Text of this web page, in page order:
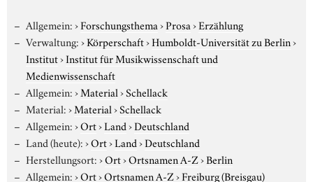
Allgemein:›Forschungsthema›Prosa›Erzählung
Verwaltung:›Körperschaft›Humboldt-Universität zu Berlin›
Institut›Institut für Musikwissenschaft und
Medienwissenschaft
Allgemein:›Material›Schellack
Material:›Material›Schellack
Allgemein:›Ort›Land›Deutschland
Land (heute):›Ort›Land›Deutschland
Herstellungsort:›Ort›Ortsnamen A-Z›Berlin
Allgemein:›Ort›Ortsnamen A-Z›Freiburg (Breisgau)